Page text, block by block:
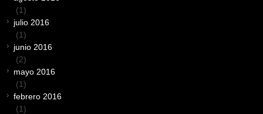
(1)
julio 2016
(1)
junio 2016
(2)
mayo 2016
(1)
febrero 2016
(1)